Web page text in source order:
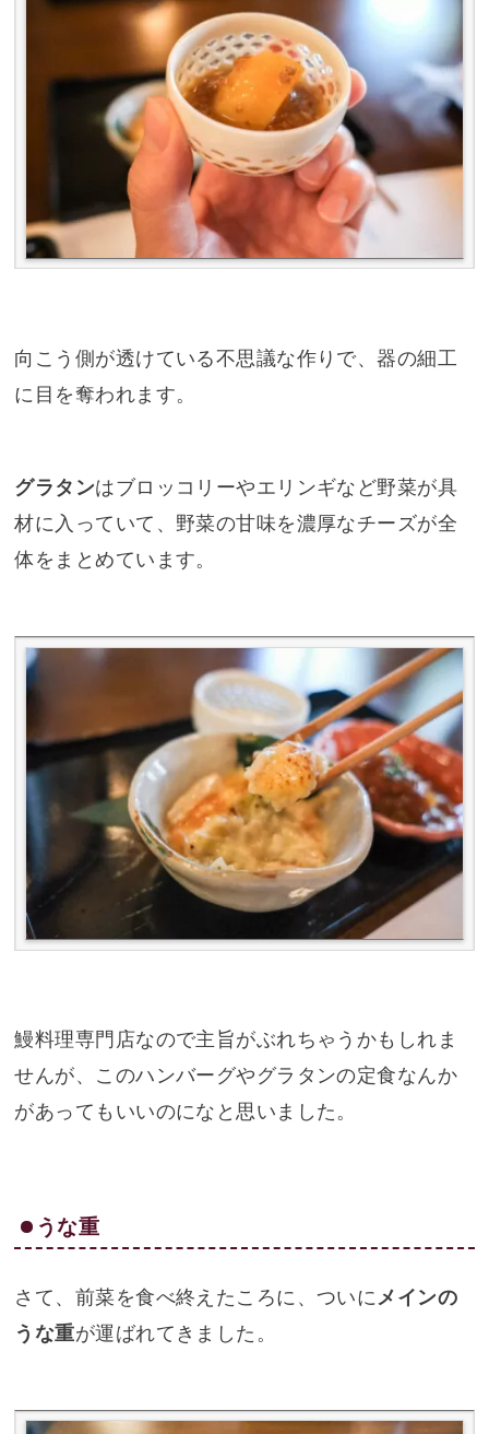
向こう側が透けている不思議な作りで、器の細工
に目を奪われます。
グラタンはブロッコリーやエリンギなど野菜が具
材に入っていて、野菜の甘味を濃厚なチーズが全
体をまとめています。
鰻料理専門店なので主旨がぶれちゃうかもしれま
せんが、このハンバーグやグラタンの定食なんか
があってもいいのになと思いました。
うな重
さて、前菜を食べ終えたころに、ついにメインの
うな重が運ばれてきました。